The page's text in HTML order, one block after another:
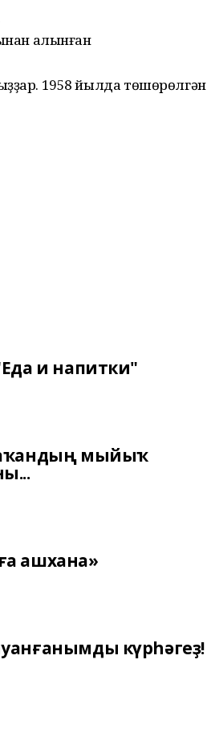
алынған
1958 йылда төшөрөлгән
и напитки"
мыйыҡ
ашхана»
күрһәгеҙ!